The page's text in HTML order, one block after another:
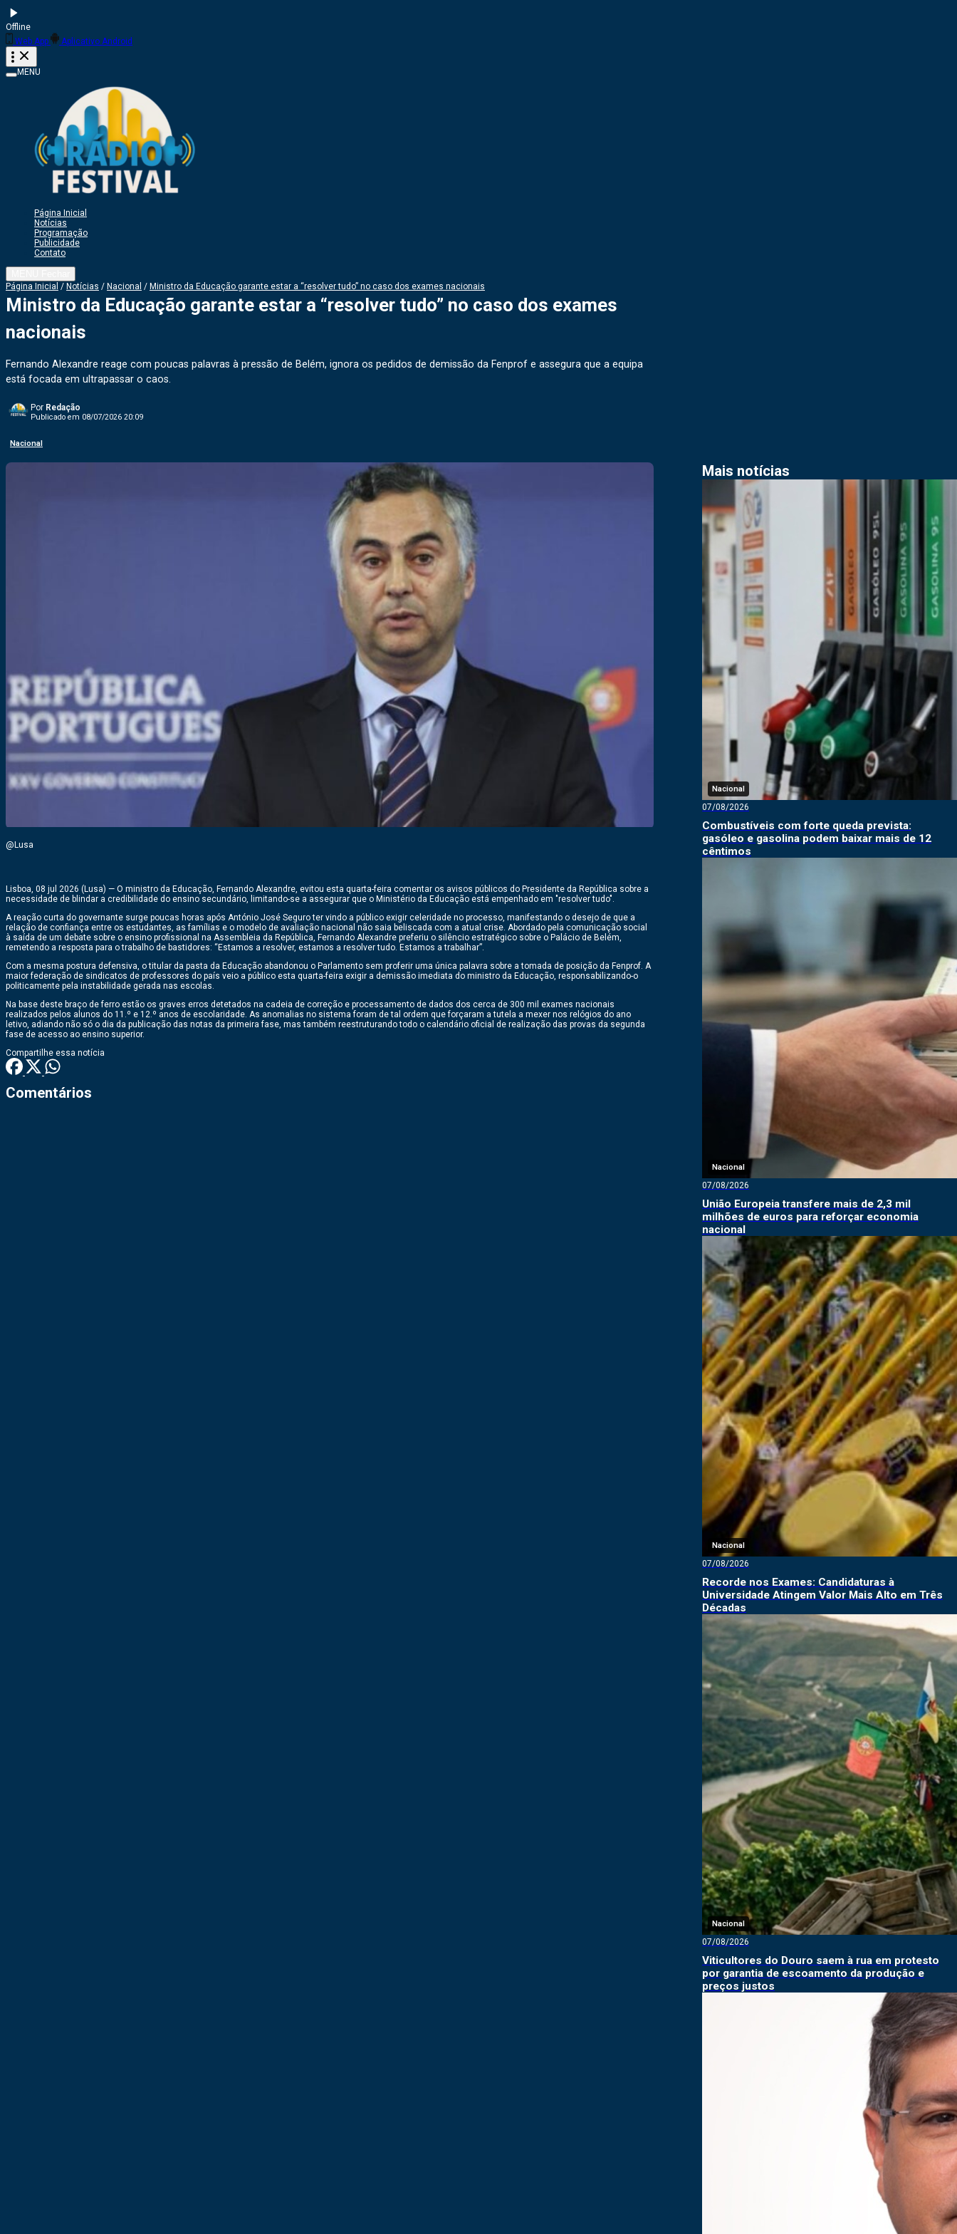
Offline
Web App
Aplicativo Android
MENU
Página Inicial
Notícias
Programação
Publicidade
Contato
Página Inicial / Notícias / Nacional / Ministro da Educação garante estar a “resolver tudo” no caso dos exames nacionais
Ministro da Educação garante estar a “resolver tudo” no caso dos exames
nacionais
Fernando Alexandre reage com poucas palavras à pressão de Belém, ignora os pedidos de demissão da Fenprof e assegura que a equipa
está focada em ultrapassar o caos.
Por Redação
Publicado em 08/07/2026 20:09
Nacional
@Lusa
Lisboa, 08 jul 2026 (Lusa) — O ministro da Educação, Fernando Alexandre, evitou esta quarta-feira comentar os avisos públicos do Presidente da República sobre a
necessidade de blindar a credibilidade do ensino secundário, limitando-se a assegurar que o Ministério da Educação está empenhado em "resolver tudo".
A reação curta do governante surge poucas horas após António José Seguro ter vindo a público exigir celeridade no processo, manifestando o desejo de que a
relação de confiança entre os estudantes, as famílias e o modelo de avaliação nacional não saia beliscada com a atual crise. Abordado pela comunicação social
à saída de um debate sobre o ensino profissional na Assembleia da República, Fernando Alexandre preferiu o silêncio estratégico sobre o Palácio de Belém,
remetendo a resposta para o trabalho de bastidores: “Estamos a resolver, estamos a resolver tudo. Estamos a trabalhar”.
Com a mesma postura defensiva, o titular da pasta da Educação abandonou o Parlamento sem proferir uma única palavra sobre a tomada de posição da Fenprof. A
maior federação de sindicatos de professores do país veio a público esta quarta-feira exigir a demissão imediata do ministro da Educação, responsabilizando-o
politicamente pela instabilidade gerada nas escolas.
Na base deste braço de ferro estão os graves erros detetados na cadeia de correção e processamento de dados dos cerca de 300 mil exames nacionais
realizados pelos alunos do 11.º e 12.º anos de escolaridade. As anomalias no sistema foram de tal ordem que forçaram a tutela a mexer nos relógios do ano
letivo, adiando não só o dia da publicação das notas da primeira fase, mas também reestruturando todo o calendário oficial de realização das provas da segunda
fase de acesso ao ensino superior.
Compartilhe essa notícia
Comentários
Mais notícias
Nacional
07/08/2026
Combustíveis com forte queda prevista:
gasóleo e gasolina podem baixar mais de 12
cêntimos
Nacional
07/08/2026
União Europeia transfere mais de 2,3 mil
milhões de euros para reforçar economia
nacional
Nacional
07/08/2026
Recorde nos Exames: Candidaturas à
Universidade Atingem Valor Mais Alto em Três
Décadas
Nacional
07/08/2026
Viticultores do Douro saem à rua em protesto
por garantia de escoamento da produção e
preços justos